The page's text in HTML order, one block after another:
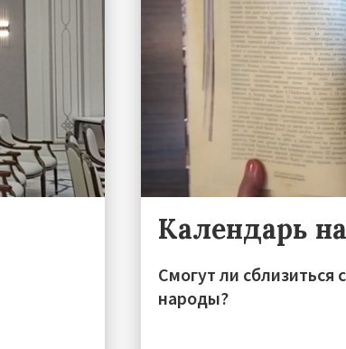
Календарь
Смогут ли
народы?